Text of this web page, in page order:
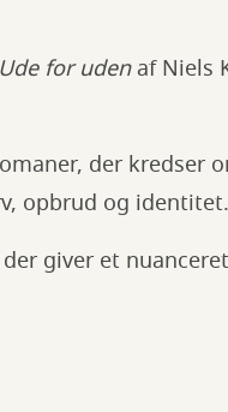
Ude for udenaf Niels
der kredser
opbrud og identitet.
giver et